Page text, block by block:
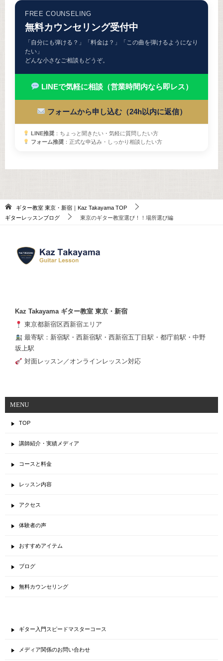
FREE COUNSELING
無料カウンセリング受付中
「自分にも弾ける？」「料金は？」「この曲を弾けるようになり
たい」
どんな小さなご相談もどうぞ。
LINEで気軽に相談（営業時間内なら即レス）
フォームから申し込む（24h以内に返信）
LINE推奨：ちょっと聞きたい・気軽に質問したい方
フォーム推奨：正式な申込み・しっかり相談したい方
ギター教室 東京・新宿｜Kaz Takayama TOP
ギターレッスンブログ
東京のギター教室選び！！場所選び編
Kaz Takayama ギター教室 東京・新宿
東京都新宿区西新宿エリア
最寄駅：新宿駅・西新宿駅・西新宿五丁目駅・都庁前駅・中野
坂上駅
対面レッスン／オンラインレッスン対応
MENU
TOP
講師紹介・実績メディア
コースと料金
レッスン内容
アクセス
体験者の声
おすすめアイテム
ブログ
無料カウンセリング
ギター入門スピードマスターコース
メディア関係のお問い合わせ